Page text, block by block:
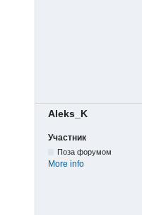
Aleks_K
Участник
Поза форумом
More info